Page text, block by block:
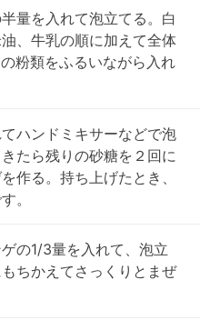
量を入れて泡立てる。白
、牛乳の順に加えて全体
粉類をふるいながら入れ
ハンドミキサーなどで泡
たら残りの砂糖を２回に
作る。持ち上げたとき、
。
の1/3量を入れて、泡立
ちかえてさっくりとまぜ